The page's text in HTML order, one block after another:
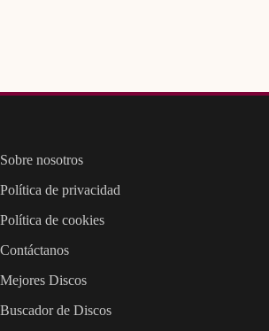
Sobre nosotros
Política de privacidad
Política de cookies
Contáctanos
Mejores Discos
Buscador de Discos